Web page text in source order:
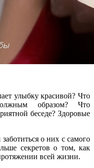
улыбку красивой? Что
образом? Что
беседе? Здоровые
о них с самого
секретов о том, как
всей жизни.